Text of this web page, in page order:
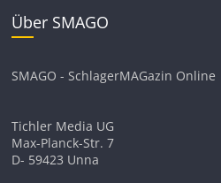
Über SMAGO
SMAGO - SchlagerMAGazin Online
Tichler Media UG
Max-Planck-Str. 7
D- 59423 Unna